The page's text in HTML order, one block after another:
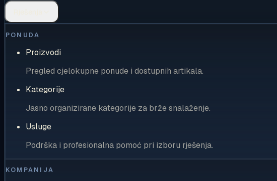
PONUDA
Proizvodi
Pregled cjelokupne ponude i dostupnih artikala.
Kategorije
Jasno organizirane kategorije za brže snalaženje.
Usluge
Podrška i profesionalna pomoć pri izboru rješenja.
KOMPANIJA